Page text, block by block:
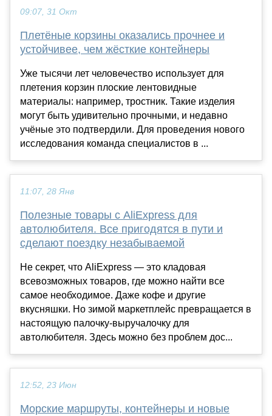
09:07, 31 Окт
Плетёные корзины оказались прочнее и
устойчивее, чем жёсткие контейнеры
Уже тысячи лет человечество использует для
плетения корзин плоские лентовидные
материалы: например, тростник. Такие изделия
могут быть удивительно прочными, и недавно
учёные это подтвердили. Для проведения нового
исследования команда специалистов в ...
11:07, 28 Янв
Полезные товары с AliExpress для
автолюбителя. Все пригодятся в пути и
сделают поездку незабываемой
Не секрет, что AliExpress — это кладовая
всевозможных товаров, где можно найти все
самое необходимое. Даже кофе и другие
вкусняшки. Но зимой маркетплейс превращается в
настоящую палочку-выручалочку для
автолюбителя. Здесь можно без проблем дос...
12:52, 23 Июн
Морские маршруты, контейнеры и новые